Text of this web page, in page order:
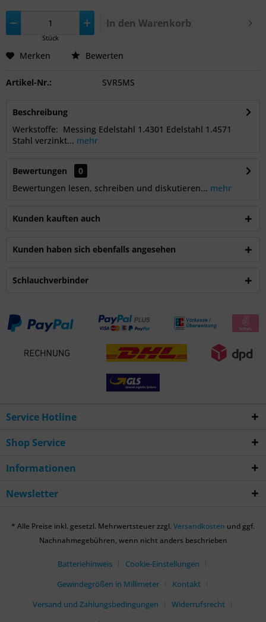
Stück
In den Warenkorb
Merken Bewerten
Artikel-Nr.: SVR5MS
Beschreibung
Werkstoffe: Messing Edelstahl 1.4301 Edelstahl 1.4571
Stahl verzinkt... mehr
Bewertungen
0
Bewertungen lesen, schreiben und diskutieren... mehr
Kunden kauften auch
Kunden haben sich ebenfalls angesehen
Schlauchverbinder
Service Hotline
Shop Service
Informationen
Newsletter
* Alle Preise inkl. gesetzl. Mehrwertsteuer zzgl. Versandkosten und ggf.
Nachnahmegebühren, wenn nicht anders beschrieben
Batteriehinweis
Cookie-Einstellungen
Gewindegrößen in Millimeter
Kontakt
Versand und Zahlungsbedingungen
Widerrufsrecht